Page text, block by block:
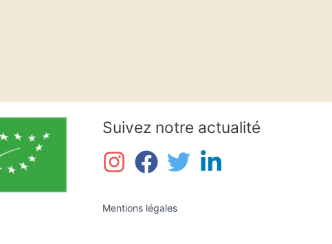
Suivez notre actualité
Mentions légales